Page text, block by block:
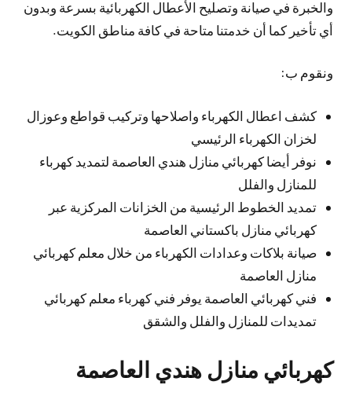
والخبرة في صيانة وتصليح الأعطال الكهربائية بسرعة وبدون
أي تأخير كما أن خدمتنا متاحة في كافة مناطق الكويت.
ونقوم ب:
كشف اعطال الكهرباء واصلاحها وتركيب قواطع وعوزال
لخزان الكهرباء الرئيسي
نوفر أيضا كهربائي منازل هندي العاصمة لتمديد كهرباء
للمنازل والفلل
تمديد الخطوط الرئيسية من الخزانات المركزية عبر
كهربائي منازل باكستاني العاصمة
صيانة بلاكات وعدادات الكهرباء من خلال معلم كهربائي
منازل العاصمة
فني كهربائي العاصمة يوفر فني كهرباء معلم كهربائي
تمديدات للمنازل والفلل والشقق
كهربائي منازل هندي العاصمة